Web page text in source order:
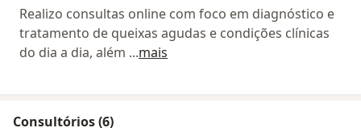
Realizo consultas online com foco em diagnóstico e
tratamento de queixas agudas e condições clínicas
do dia a dia, além ...mais
Consultórios (6)